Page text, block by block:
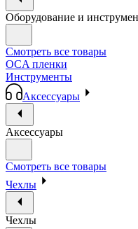
Оборудование и
Смотреть все товары
OCA пленки
Инструменты
Аксессуары
Аксессуары
Смотреть все товары
Чехлы
Чехлы